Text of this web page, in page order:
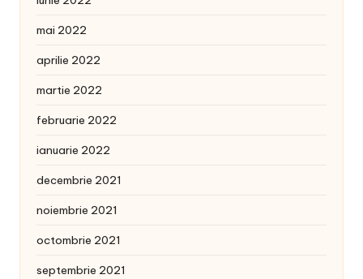
mai 2022
aprilie 2022
martie 2022
februarie 2022
ianuarie 2022
decembrie 2021
noiembrie 2021
octombrie 2021
septembrie 2021